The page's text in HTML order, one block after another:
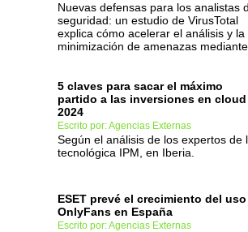
Nuevas defensas para los analistas
seguridad: un estudio de VirusTotal
explica cómo acelerar el análisis y la
minimización de amenazas
5 claves para sacar el máximo
partido a las inversiones en
2024
Escrito por: Agencias Externas
Según el análisis de los expertos de
tecnológica IPM, en Iberia.
ESET prevé el crecimiento del
OnlyFans en España
Escrito por: Agencias Externas